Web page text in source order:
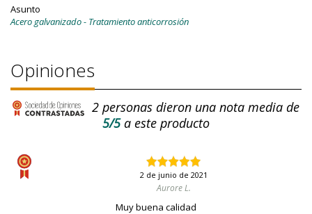
Asunto
Acero galvanizado - Tratamiento anticorrosión
Opiniones
2 personas dieron una nota media de
5/5a este producto
2 de junio de 2021
Aurore L.
Muy buena calidad